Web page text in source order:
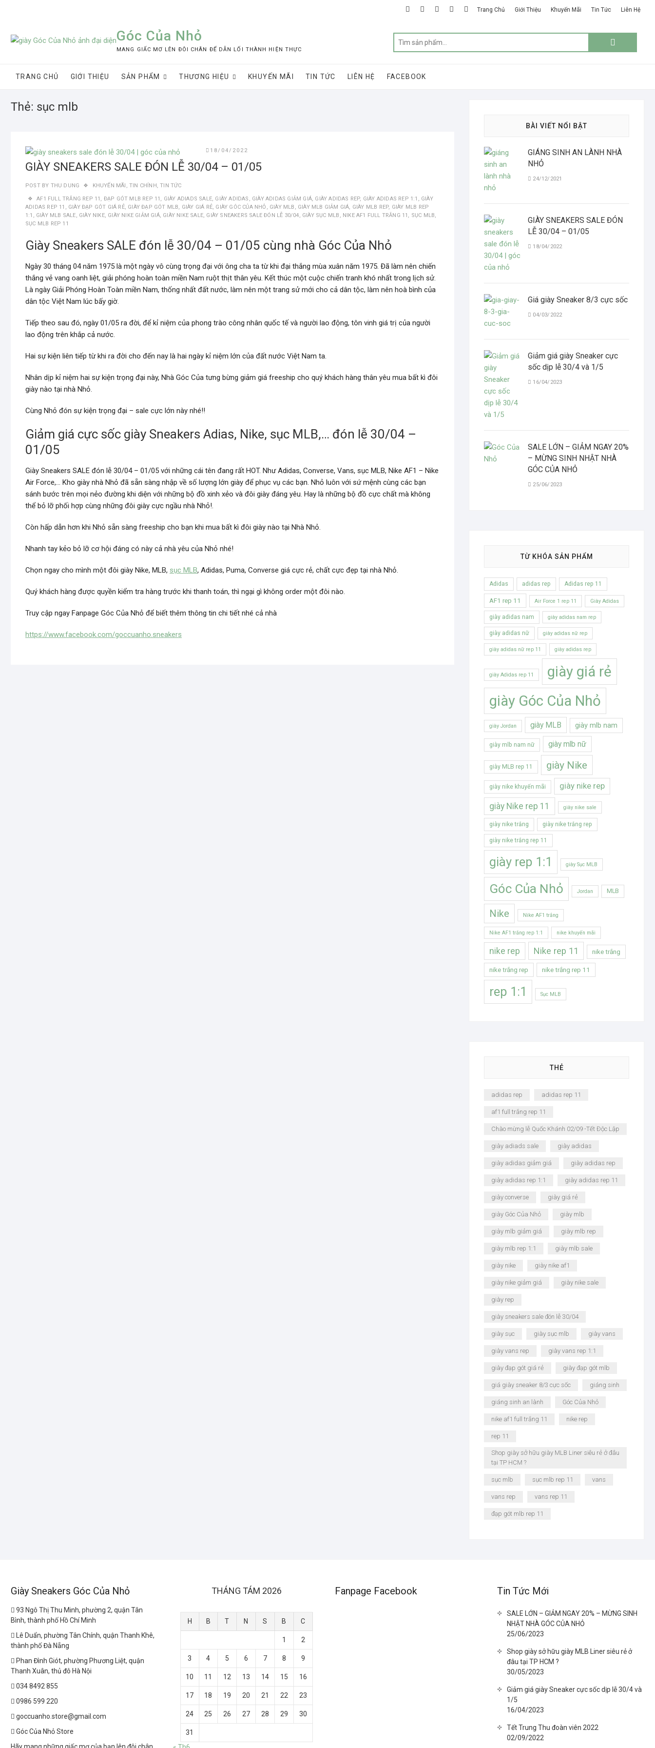
facebook
twittergoogleinstagram
linkedin
Trang Chủ Giới Thiệu Khuyến Mãi Tin Tức Liên Hệ
Góc Của Nhỏ
MANG GIẤC MƠ LÊN ĐÔI CHÂN ĐỂ DẪN LỐI THÀNH HIỆN THỰC
TRANG CHỦ GIỚI THIỆU SẢN PHẨM THƯƠNG HIỆU KHUYẾN MÃI TIN TỨC LIÊN HỆ FACEBOOK
Thẻ: sục mlb
18/04/2022
GIÀY SNEAKERS SALE ĐÓN LỄ 30/04 – 01/05
POST BY THU DUNG KHUYẾN MÃI ,TIN CHÍNH,TIN TỨC
AF1 FULL TRẮNG REP 11 , ĐẠP GÓT MLB REP 11 , GIÀY ADIADS SALE, GIÀY ADIDAS , GIÀY ADIDAS GIẢM GIÁ, GIÀY ADIDAS REP, GIÀY ADIDAS REP 1:1 , GIÀY
ADIDAS REP 11 , GIÀY ĐẠP GÓT GIÁ RẺ, GIÀY ĐẠP GÓT MLB, GIÀY GIÁ RẺ, GIÀY GÓC CỦA NHỎ , GIÀY MLB , GIÀY MLB GIẢM GIÁ, GIÀY MLB REP, GIÀY MLB REP
1:1 , GIÀY MLB SALE, GIÀY NIKE, GIÀY NIKE GIẢM GIÁ, GIÀY NIKE SALE, GIÀY SNEAKERS SALE ĐÓN LỄ 30/04, GIÀY SỤC MLB , NIKE AF1 FULL TRẮNG 11 , SỤC MLB,
SỤC MLB REP 11
Giày Sneakers SALE đón lễ 30/04 – 01/05 cùng nhà Góc Của Nhỏ
Ngày 30 tháng 04 năm 1975 là một ngày vô cùng trọng đại với ông cha ta từ khi đại thắng mùa xuân năm 1975. Đã làm nên chiến
thắng vẻ vang oanh liệt, giải phóng hoàn toàn miền Nam ruột thịt thân yêu. Kết thúc một cuộc chiến tranh khó nhất trong lịch sử.
Là ngày Giải Phóng Hoàn Toàn miền Nam, thống nhất đất nước, làm nên một trang sử mới cho cả dân tộc, làm nên hoà bình của
dân tộc Việt Nam lúc bấy giờ.
Tiếp theo sau đó, ngày 01/05 ra đời, để kỉ niệm của phong trào công nhân quốc tế và người lao động, tôn vinh giá trị của người
lao động trên khắp cả nước.
Hai sự kiện liên tiếp từ khi ra đời cho đến nay là hai ngày kỉ niệm lớn của đất nước Việt Nam ta.
Nhân dịp kỉ niệm hai sự kiện trọng đại này, Nhà Góc Của tưng bừng giảm giá freeship cho quý khách hàng thân yêu mua bất kì đôi
giày nào tại nhà Nhỏ.
Cùng Nhỏ đón sự kiện trọng đại – sale cực lớn này nhé!!
Giảm giá cực sốc giày Sneakers Adias, Nike, sục MLB,… đón lễ 30/04 –
01/05
Giày Sneakers SALE đón lễ 30/04 – 01/05 với những cái tên đang rất HOT. Như Adidas, Converse, Vans, sục MLB, Nike AF1 – Nike
Air Force,… Kho giày nhà Nhỏ đã sẵn sàng nhập về số lượng lớn giày để phục vụ các bạn. Nhỏ luôn với sứ mệnh cùng các bạn
sánh bước trên mọi nẻo đường khi diện với những bộ đồ xinh xẻo và đôi giày đáng yêu. Hay là những bộ đồ cực chất mà không
thể bỏ lỡ phối hợp cùng những đôi giày cực ngầu nhà Nhỏ!.
Còn hấp dẫn hơn khi Nhỏ sẵn sàng freeship cho bạn khi mua bất kì đôi giày nào tại Nhà Nhỏ.
Nhanh tay kẻo bỏ lỡ cơ hội đáng có này cả nhà yêu của Nhỏ nhé!
Chọn ngay cho mình một đôi giày Nike, MLB, sục MLB, Adidas, Puma, Converse giá cực rẻ, chất cực đẹp tại nhà Nhỏ.
Quý khách hàng được quyền kiểm tra hàng trước khi thanh toán, thì ngại gì không order một đôi nào.
Truy cập ngay Fanpage Góc Của Nhỏ để biết thêm thông tin chi tiết nhé cả nhà
https://www.facebook.com/goccuanho.sneakers
BÀI VIẾT NỔI BẬT
GIÁNG SINH AN LÀNH NHÀ
NHỎ
24/12/2021
GIÀY SNEAKERS SALE ĐÓN
LỄ 30/04 – 01/05
18/04/2022
Giá giày Sneaker 8/3 cực sốc
04/03/2022
Giảm giá giày Sneaker cực
sốc dịp lễ 30/4 và 1/5
16/04/2023
SALE LỚN – GIẢM NGAY 20%
– MỪNG SINH NHẬT NHÀ
GÓC CỦA NHỎ
25/06/2023
TỪ KHÓA SẢN PHẨM
Adidas adidas rep Adidas rep 11
AF1 rep 11 Air Force 1 rep 11 Giày Adidas
giày adidas nam giày adidas nam rep
giày adidas nữ giày adidas nữ rep
giày adidas nữ rep 11 giày adidas rep
giày Adidas rep 11
giày giá rẻ
giày Góc Của Nhỏ
giày Jordan giày MLB giày mlb nam
giày mlb nam nữ giày mlb nữ
giày MLB rep 11 giày Nike
giày nike khuyến mãi giày nike rep
giày Nike rep 11 giày nike sale
giày nike trắng giày nike trắng rep
giày nike trắng rep 11
giày rep 1:1 giày Sục MLB
Góc Của Nhỏ Jordan MLB
Nike Nike AF1 trắng
Nike AF1 trắng rep 1:1 nike khuyến mãi
nike rep Nike rep 11 nike trắng
nike trắng rep nike trắng rep 11
rep 1:1 Sục MLB
THẺ
adidas rep adidas rep 11
af1 full trắng rep 11
Chào mừng lễ Quốc Khánh 02/09 -Tết Độc Lập
giày adiads sale giày adidas
giày adidas giảm giá giày adidas rep
giày adidas rep 1:1 giày adidas rep 11
giày converse giày giá rẻ
giày Góc Của Nhỏ giày mlb
giày mlb giảm giá giày mlb rep
giày mlb rep 1:1 giày mlb sale
giày nike giày nike af1
giày nike giảm giá giày nike sale
giày rep
giày sneakers sale đón lễ 30/04
giày sục giày sục mlb giày vans
giày vans rep giày vans rep 1:1
giày đạp gót giá rẻ giày đạp gót mlb
giá giày sneaker 8/3 cực sốc giáng sinh
giáng sinh an lành Góc Của Nhỏ
nike af1 full trắng 11 nike rep
rep 11
Shop giày sở hữu giày MLB Liner siêu rẻ ở đâu
tại TP HCM ?
sục mlb sục mlb rep 11 vans
vans rep vans rep 11
đạp gót mlb rep 11
Giày Sneakers Góc Của Nhỏ
93 Ngô Thị Thu Minh, phường 2, quận Tân
Bình, thành phố Hồ Chí Minh
Lê Duẩn, phường Tân Chính, quận Thanh Khê,
thành phố Đà Nẵng
Phan Đình Giót, phường Phương Liệt, quận
Thanh Xuân, thủ đô Hà Nội
034 8492 855
0986 599 220
goccuanho.store@gmail.com
Góc Của Nhỏ Store
THÁNG TÁM 2026
H B T N S B C
1 2
3 4 5 6 7 8 9
10 11 12 13 14 15 16
17 18 19 20 21 22 23
24 25 26 27 28 29 30
31
Fanpage Facebook Tin Tức Mới
SALE LỚN – GIẢM NGAY 20% – MỪNG SINH
NHẬT NHÀ GÓC CỦA NHỎ
25/06/2023
Shop giày sở hữu giày MLB Liner siêu rẻ ở
đâu tại TP HCM ?
30/05/2023
Giảm giá giày Sneaker cực sốc dịp lễ 30/4 và
1/5
16/04/2023
Tết Trung Thu đoàn viên 2022
02/09/2022